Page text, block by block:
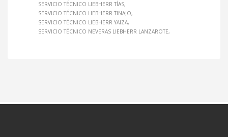
SERVICIO TÉCNICO LIEBHERR TÍAS
SERVICIO TÉCNICO LIEBHERR TINAJO
SERVICIO TÉCNICO LIEBHERR YAIZA
SERVICIO TÉCNICO NEVERAS LIEBHERR LANZAROTE